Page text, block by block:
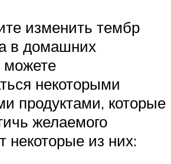
изменить тембр
в домашних
можете
некоторыми
продуктами, которые
желаемого
некоторые из них: